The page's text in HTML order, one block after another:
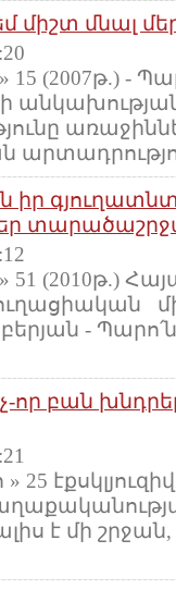
միշտ մնալ
(2007թ.) -
51 (2010թ.)
-
որ բան
է մի